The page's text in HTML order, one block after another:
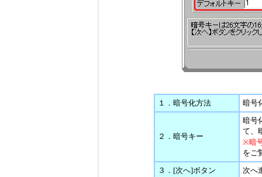
１．暗号化方法 暗号
２．暗号キー
暗号
て、
※暗
をご
３．[次へ]ボタン
次へ